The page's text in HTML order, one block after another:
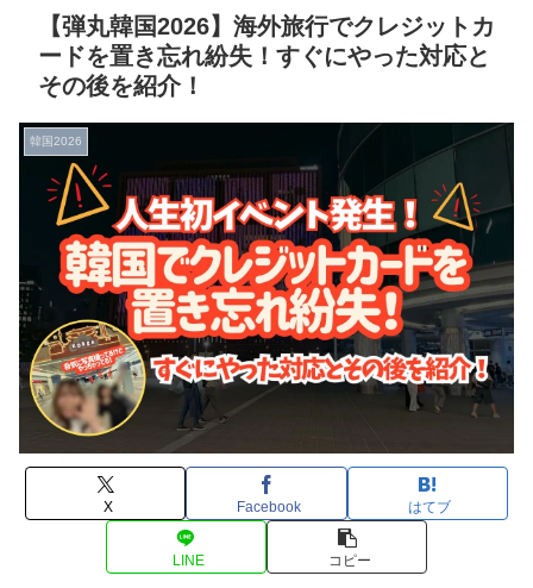
【弾丸韓国2026】海外旅行でクレジットカ
ードを置き忘れ紛失！すぐにやった対応と
その後を紹介！
韓国2026
X Facebook はてブ
LINE コピー